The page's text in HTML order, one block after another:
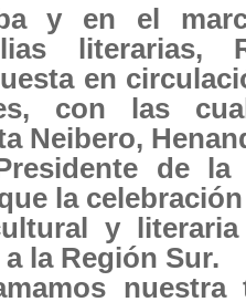
y en el
literarias,
en
con las
Neibero,
de la
la
y
la Región Sur.
nuestra